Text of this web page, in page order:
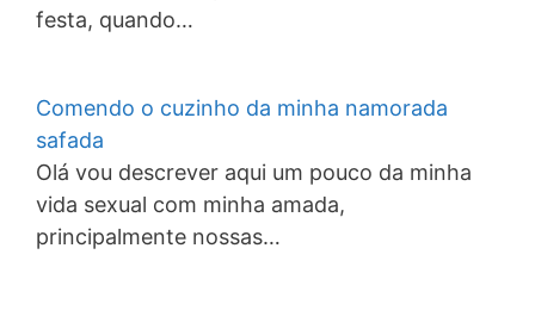
festa, quando…
Comendo o cuzinho da minha namorada
safada
Olá vou descrever aqui um pouco da minha
vida sexual com minha amada,
principalmente nossas…